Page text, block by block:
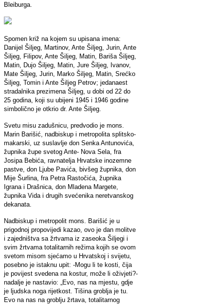
Bleiburga.
Spomen križ na kojem su upisana imena:
Danijel Šiljeg, Martinov, Ante Šiljeg, Jurin, Ante
Šiljeg, Filipov, Ante Šiljeg, Matin, Bariša Šiljeg,
Matin, Dujo Šiljeg, Matin, Jure Šiljeg, Ivanov,
Mate Šiljeg, Jurin, Marko Šiljeg, Matin, Srećko
Šiljeg, Tomin i Ante Šiljeg Petrov; jedanaest
stradalnika prezimena Šiljeg, u dobi od 22 do
25 godina, koji su ubijeni 1945 i 1946 godine
simbolično je otkrio dr. Ante Šiljeg.
Svetu misu zadušnicu, predvodio je mons.
Marin Barišić, nadbiskup i metropolita splitsko-
makarski, uz suslavlje don Senka Antunovića,
župnika župe svetog Ante- Nova Sela, fra
Josipa Bebića, ravnatelja Hrvatske inozemne
pastve, don Ljube Pavića, bivšeg župnika, don
Mije Šurlina, fra Petra Rastočića, župnika
Igrana i Drašnica, don Mladena Margete,
župnika Vida i drugih svećenika neretvanskog
dekanata.
Nadbiskup i metropolit mons. Barišić je u
prigodnoj propovijedi kazao, ovo je dan molitve
i zajedništva sa žrtvama iz zaseoka Šiljegi i
svim žrtvama totalitarnih režima kojih se ovom
svetom misom sjećamo u Hrvatskoj i svijetu,
posebno je istaknu upit: -Mogu li te kosti, čija
je povijest svedena na kostur, može li oživjeti?-
nadalje je nastavio: „Evo, nas na mjestu, gdje
je ljudska noga rijetkost. Tišina groblja je tu.
Evo na nas na groblju žrtava, totalitarnog